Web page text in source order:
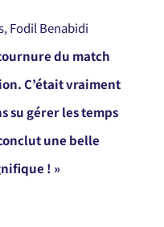
Fodil Benabidi
du match
C’était vraiment
su gérer les temps
une belle
! »